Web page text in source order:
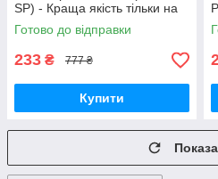
SP) - Краща якість тільки на
Nukleon.com.ua
Готово до відправки
233 ₴ 777 ₴
Купити